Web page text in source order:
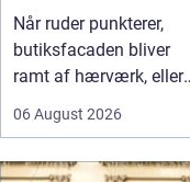
rigtige fagmand til
glasopgaver
Når ruder punkterer,
butiksfacaden bliver
ramt af hærværk, eller
lysere og mere moderne
06 August 2026